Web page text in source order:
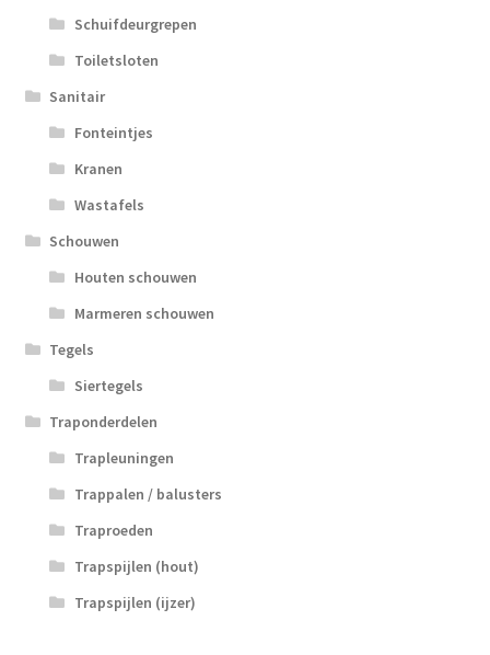
Schuifdeurgrepen
Toiletsloten
Sanitair
Fonteintjes
Kranen
Wastafels
Schouwen
Houten schouwen
Marmeren schouwen
Tegels
Siertegels
Traponderdelen
Trapleuningen
Trappalen / balusters
Traproeden
Trapspijlen (hout)
Trapspijlen (ijzer)